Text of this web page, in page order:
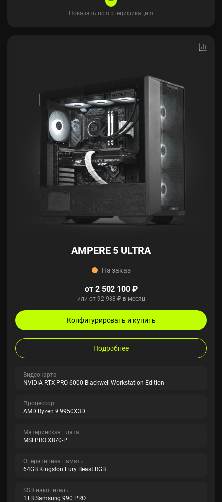
Показать всю спецификацию
AMPERE 5 ULTRA
На заказ
от 2 502 100 ₽
или от 92 988 ₽ в месяц
Конфигурировать и купить
Подробнее
Видеокарта
NVIDIA RTX PRO 6000 Blackwell Workstation Edition
Процессор
AMD Ryzen 9 9950X3D
Материнская плата
MSI PRO X870-P
Оперативная память
64GB Kingston Fury Beast RGB
SSD накопитель
1TB Samsung 990 PRO